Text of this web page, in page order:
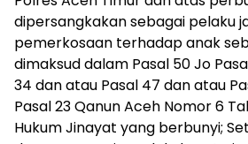
dipersangkakan sebagai pelaku
pemerkosaan terhadap anak
dimaksud dalam Pasal 50 Jo
34 dan atau Pasal 47 dan atau
Pasal 23 Qanun Aceh Nomor 6
Hukum Jinayat yang berbunyi;